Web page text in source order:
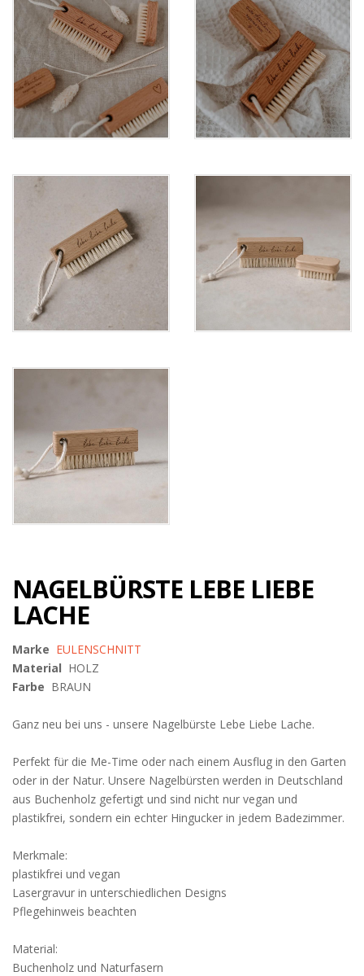
NAGELBÜRSTE LEBE LIEBE
LACHE
Marke EULENSCHNITT
Material HOLZ
Farbe BRAUN
Ganz neu bei uns - unsere Nagelbürste Lebe Liebe Lache.
Perfekt für die Me-Time oder nach einem Ausflug in den Garten
oder in der Natur. Unsere Nagelbürsten werden in Deutschland
aus Buchenholz gefertigt und sind nicht nur vegan und
plastikfrei, sondern ein echter Hingucker in jedem Badezimmer.
Merkmale:
plastikfrei und vegan
Lasergravur in unterschiedlichen Designs
Pflegehinweis beachten
Material:
Buchenholz und Naturfasern